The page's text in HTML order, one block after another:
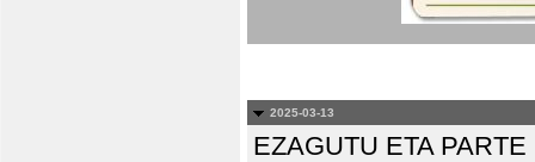
2025-03-13
EZAGUTU ETA